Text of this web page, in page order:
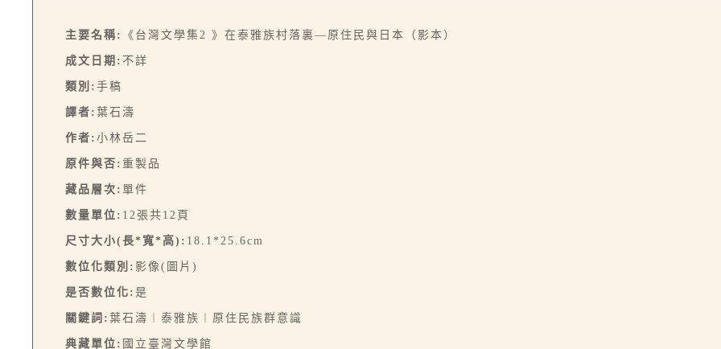
主要名稱: 《台灣文學集2 》在泰雅族村落裏—原住民與日本（影本）
成文日期: 不詳
類別: 手稿
譯者: 葉石濤
作者: 小林岳二
原件與否: 重製品
藏品層次: 單件
數量單位: 12張共12頁
尺寸大小(長*寬*高): 18.1*25.6cm
數位化類別: 影像(圖片)
是否數位化: 是
關鍵詞: 葉石濤︱泰雅族︱原住民族群意識
典藏單位: 國立臺灣文學館